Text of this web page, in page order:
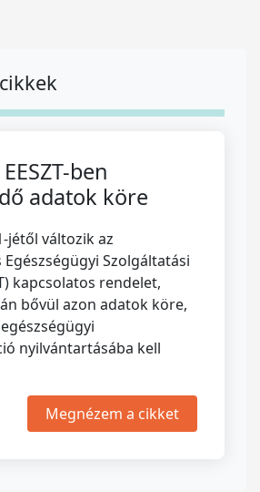
ben
adatok köre
jétől változik az
Szolgáltatási
kapcsolatos rendelet,
bővül azon adatok köre,
nyilvántartásába kell
Megnézem a cikket